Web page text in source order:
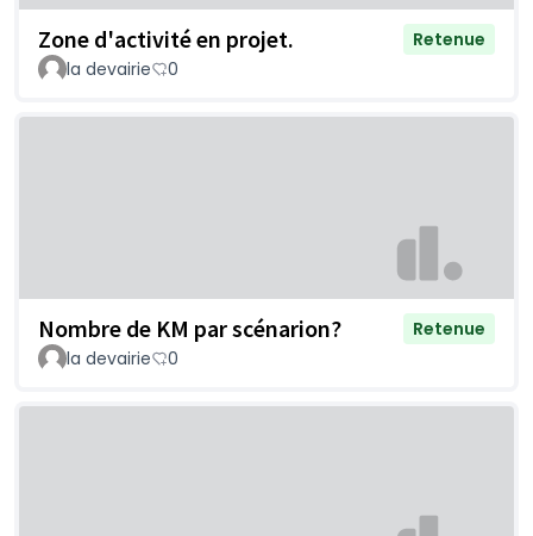
Zone d'activité en projet.
Retenue
la devairie
0
Nombre de KM par scénarion?
Retenue
la devairie
0